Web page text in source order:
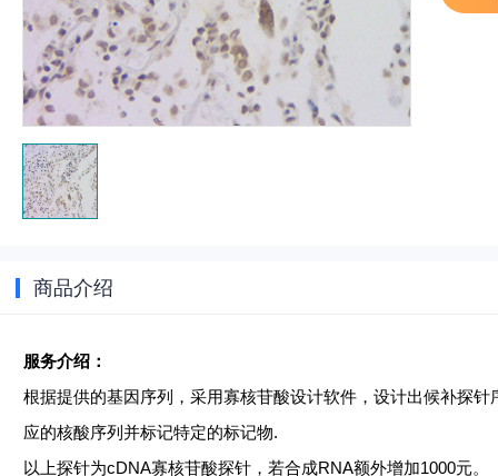
商品介绍
服务介绍：
根据提供的基因序列，采用寡核苷酸设计软件，设计出候补探
应的核酸序列并标记特定的标记物.
以上探针为cDNA寡核苷酸探针，若合成RNA额外增加1000元。